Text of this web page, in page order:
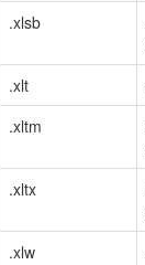
.xlsb
.xlt
.xltm
.xltx
.xlw